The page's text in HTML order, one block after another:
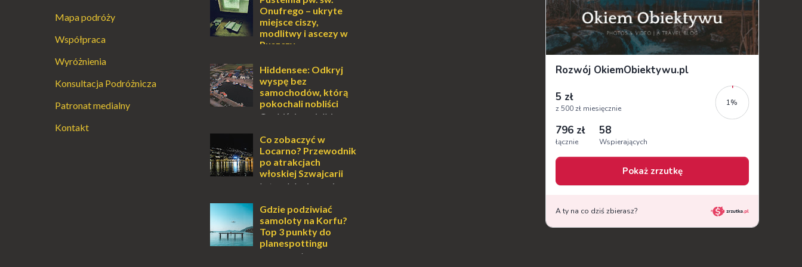
Mapa podróży
Współpraca
Wyróżnienia
Konsultacja Podróżnicza
Patronat medialny
Kontakt
Onufrego – ukryte
miejsce ciszy,
modlitwy i ascezy w
Puszczy
Dla jednych to może wydawać się
ucieczką od świata, treningiem
przetrwania lub romantycznym
życiem. Dla innych to nieustanne
przebywanie z B...
Hiddensee: Odkryj
wyspę bez
samochodów, którą
pokochali nobliści
Osobiście uwielbiam
zawsze mnie fascynuje. Mały
kawałek ziemi pośrodku Bałtyku?
To zawsze brzmi jak doskonał...
Co zobaczyć w
Locarno? Przewodnik
po atrakcjach
włoskiej Szwajcarii
Latem lub zimą, wiosną
miejsce, które zdecydowanie warto
odwiedzić. Moja zimowa podróż do
Locarno gwara...
Gdzie podziwiać
samoloty na Korfu?
Top 3 punkty do
planespottingu
Korfu, perła Morza